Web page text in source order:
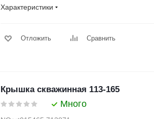
Характеристики
Отложить Сравнить
Крышка скважинная 113-165
Много